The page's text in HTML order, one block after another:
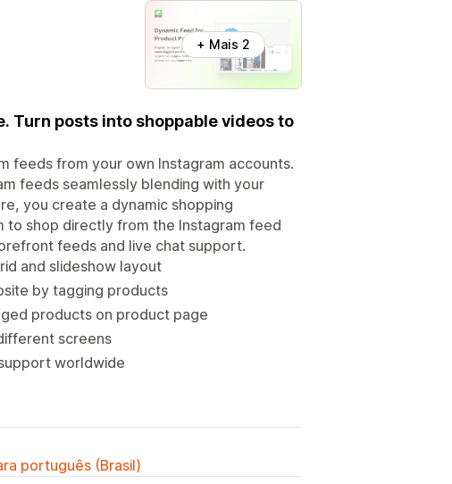
+ Mais 2
Turn posts into shoppable videos to
feeds from your own Instagram accounts.
feeds seamlessly blending with your
you create a dynamic shopping
shop directly from the Instagram feed
feeds and live chat support.
and slideshow layout
by tagging products
products on product page
screens
worldwide
português (Brasil)